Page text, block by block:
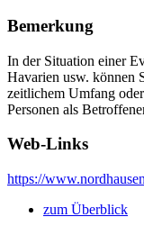
Bemerkung
In der Situation einer
Havarien usw. können
zeitlichem Umfang
Personen als
Web-Links
https://
zum Überblick